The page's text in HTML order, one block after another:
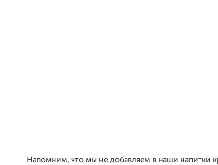
Напомним, что мы не добавляем в наши напитки